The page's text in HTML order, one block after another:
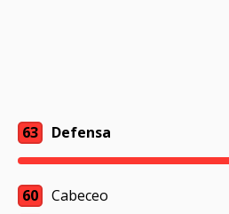
63 Defensa
60
Cabeceo